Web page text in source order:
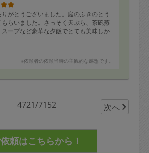
がとうございました。庭のふきのとう
らいました。さっそく天ぷら、茶碗蒸
スープなど豪華な夕飯でとても美味しか
※依頼者の依頼当時の主観的な感想です。
4721/7152 次へ